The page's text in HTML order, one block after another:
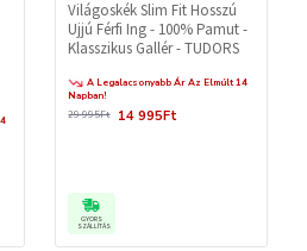
Világoskék Slim Fit Hosszú
Ujjú Férfi Ing - 100% Pamut -
Klasszikus Gallér - TUDORS
A Legalacsonyabb Ár Az Elmúlt 14
Napban!
14 995Ft
29 995Ft
GYORS
SZÁLLÍTÁS